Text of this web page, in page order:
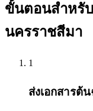
ขั้นตอนสำหรั
นครราชสีมา
1
ส่งเอกสารต้